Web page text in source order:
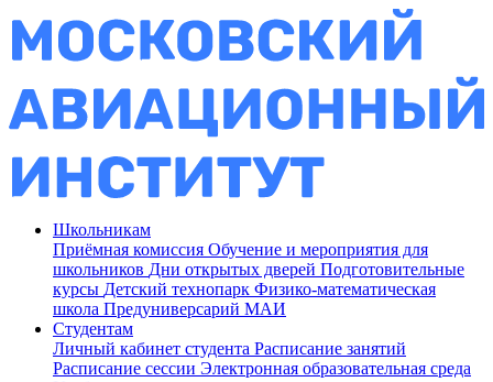
Школьникам
Приёмная комиссия Обучение и мероприятия для
школьников Дни открытых дверей Подготовительные
курсы Детский технопарк Физико-математическая
школа Предуниверсарий МАИ
Студентам
Личный кабинет студента Расписание занятий
Расписание сессии Электронная образовательная среда